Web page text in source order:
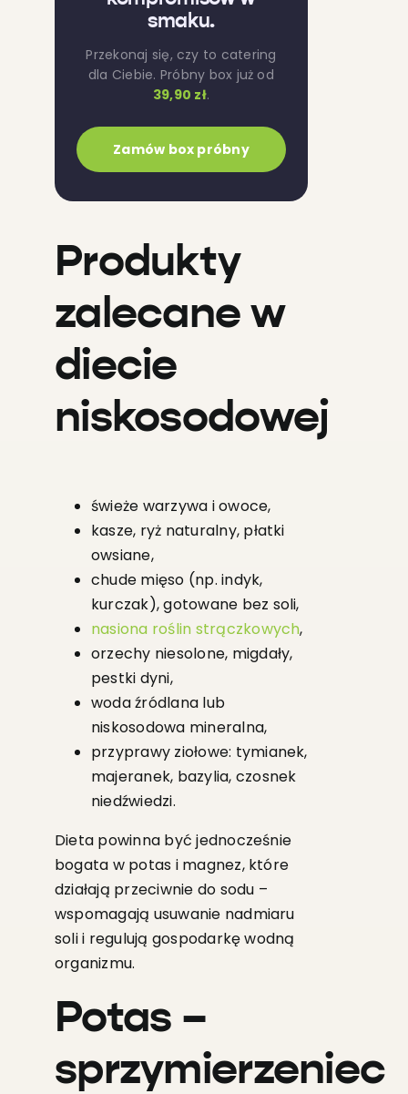
smaku.
Przekonaj się, czy to catering
dla Ciebie. Próbny box już od
39,90 zł.
Zamów box próbny
Produkty
zalecane w
diecie
niskosodowej
świeże warzywa i owoce,
kasze, ryż naturalny, płatki
owsiane,
chude mięso (np. indyk,
kurczak), gotowane bez soli,
nasiona roślin strączkowych,
orzechy niesolone, migdały,
pestki dyni,
woda źródlana lub
niskosodowa mineralna,
przyprawy ziołowe: tymianek,
majeranek, bazylia, czosnek
niedźwiedzi.
Dieta powinna być jednocześnie
bogata w potas i magnez, które
działają przeciwnie do sodu –
wspomagają usuwanie nadmiaru
soli i regulują gospodarkę wodną
organizmu.
Potas –
sprzymierzeniec